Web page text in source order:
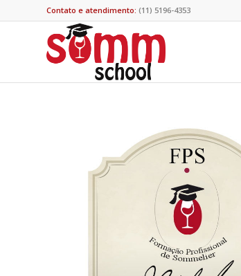
Contato e atendimento: (11) 5196-4353